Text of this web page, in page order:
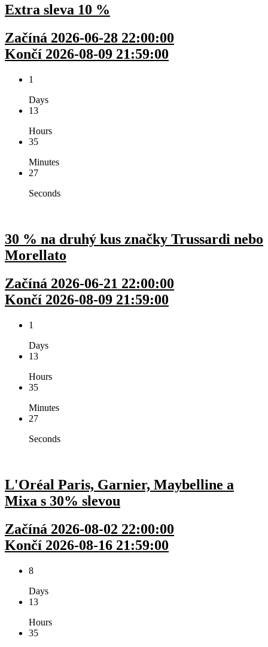
Extra sleva 10 %
Začíná 2026-06-28 22:00:00
Končí 2026-08-09 21:59:00
1
Days
13
Hours
35
Minutes
27
Seconds
30 % na druhý kus značky Trussardi nebo
Morellato
Začíná 2026-06-21 22:00:00
Končí 2026-08-09 21:59:00
1
Days
13
Hours
35
Minutes
27
Seconds
L'Oréal Paris, Garnier, Maybelline a
Mixa s 30% slevou
Začíná 2026-08-02 22:00:00
Končí 2026-08-16 21:59:00
8
Days
13
Hours
35